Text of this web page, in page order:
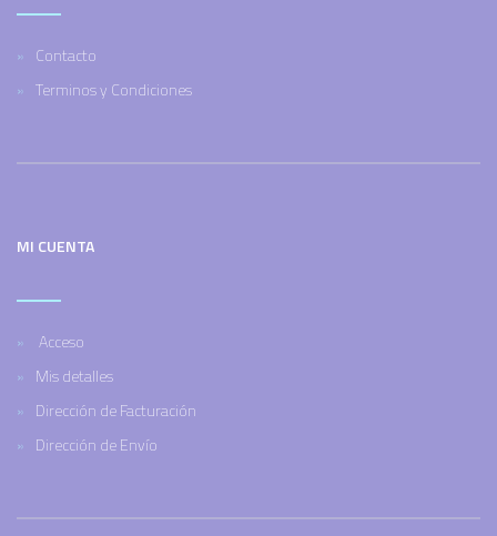
Contacto
Terminos y Condiciones
MI CUENTA
Acceso
Mis detalles
Dirección de Facturación
Dirección de Envío